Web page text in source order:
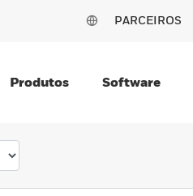
PARCEIROS
Produtos Software